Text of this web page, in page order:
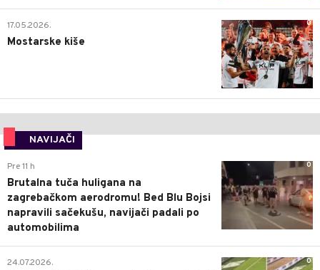
0
17.05.2026.
Mostarske kiše
NAVIJAČI
0
Pre 11 h
Brutalna tuča huligana na
zagrebačkom aerodromu! Bed Blu Bojsi
napravili sačekušu, navijači padali po
automobilima
0
24.07.2026.